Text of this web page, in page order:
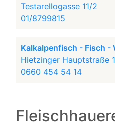
Testarellogasse 11/2
01/8799815
Kalkalpenfisch - Fisch -
Hietzinger Hauptstraße
0660 454 54 14